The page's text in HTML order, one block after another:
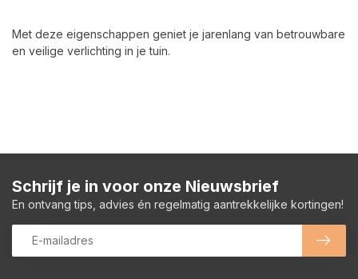
Met deze eigenschappen geniet je jarenlang van betrouwbare
en veilige verlichting in je tuin.
Schrijf je in voor onze Nieuwsbrief
En ontvang tips, advies én regelmatig aantrekkelijke kortingen!